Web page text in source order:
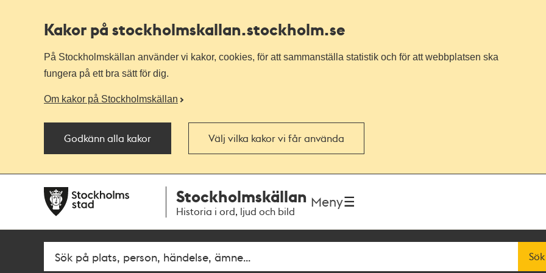
Kakor på stockholmskallan.stockholm.se
På Stockholmskällan använder vi kakor, cookies, för att sammanställa statistik och för att webbplatsen ska
fungera på ett bra sätt för dig.
Om kakor på Stockholmskällan
Godkänn alla kakor Välj vilka kakor vi får använda
navigationen
huvudinnehållet
Stockholmskällan
Historia i ord, ljud och bild
Meny
Fritextsök Sök